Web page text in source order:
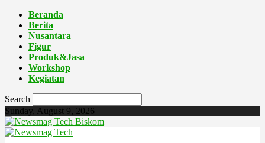
Beranda
Berita
Nusantara
Figur
Produk&Jasa
Workshop
Kegiatan
Search
Sunday, August 9, 2026
Biskom